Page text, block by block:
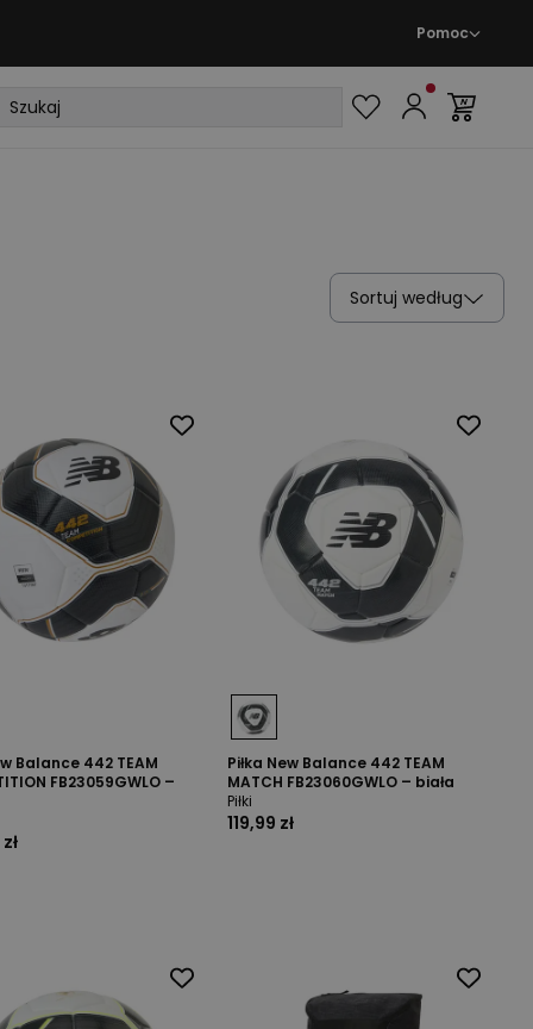
Pomoc
Sortuj według
Balance 442 TEAM
FB23059GWLO –
Piłka New Balance 442 TEAM
MATCH FB23060GWLO – biała
Piłki
119,99 zł